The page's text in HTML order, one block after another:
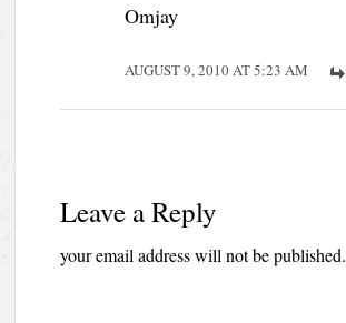
Omjay
AUGUST 9, 2010 AT 5:23 AM
Leave a Reply
your email address will not be published.